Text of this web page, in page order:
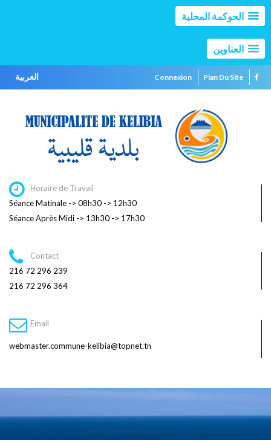
الحوكمة المحلية
العناوين
العربية Connexion Plan Du Site
Horaire de Travail
Séance Matinale -> 08h30 -> 12h30
Séance Après Midi -> 13h30 -> 17h30
Contact
216 72 296 239
216 72 296 364
Email
webmaster.commune-kelibia@topnet.tn